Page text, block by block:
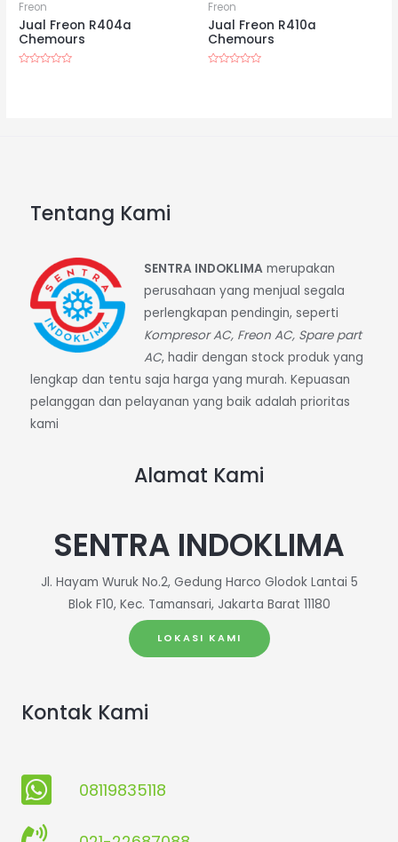
Freon
Jual Freon R404a
Chemours
Freon
Jual Freon R410a
Chemours
Tentang Kami
SENTRA INDOKLIMAmerupakan
perusahaan yang menjual segala
perlengkapan pendingin, seperti
Kompresor AC, Freon AC, Spare part
AC, hadir dengan stock produk yang
lengkap dan tentu saja harga yang murah. Kepuasan
pelanggan dan pelayanan yang baik adalah prioritas
kami
Alamat Kami
SENTRA INDOKLIMA
Jl. Hayam Wuruk No.2, Gedung Harco Glodok Lantai 5
Blok F10, Kec. Tamansari, Jakarta Barat 11180
LOKASI KAMI
Kontak Kami
08119835118